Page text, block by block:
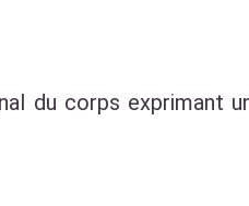
du corps exprimant